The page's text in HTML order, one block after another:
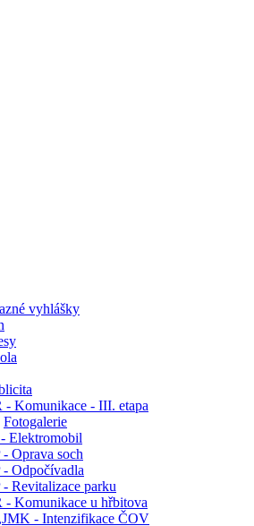
vyhlášky
- Komunikace - III. etapa
Fotogalerie
Elektromobil
Oprava soch
- Odpočívadla
Revitalizace parku
- Komunikace u hřbitova
- Intenzifikace ČOV